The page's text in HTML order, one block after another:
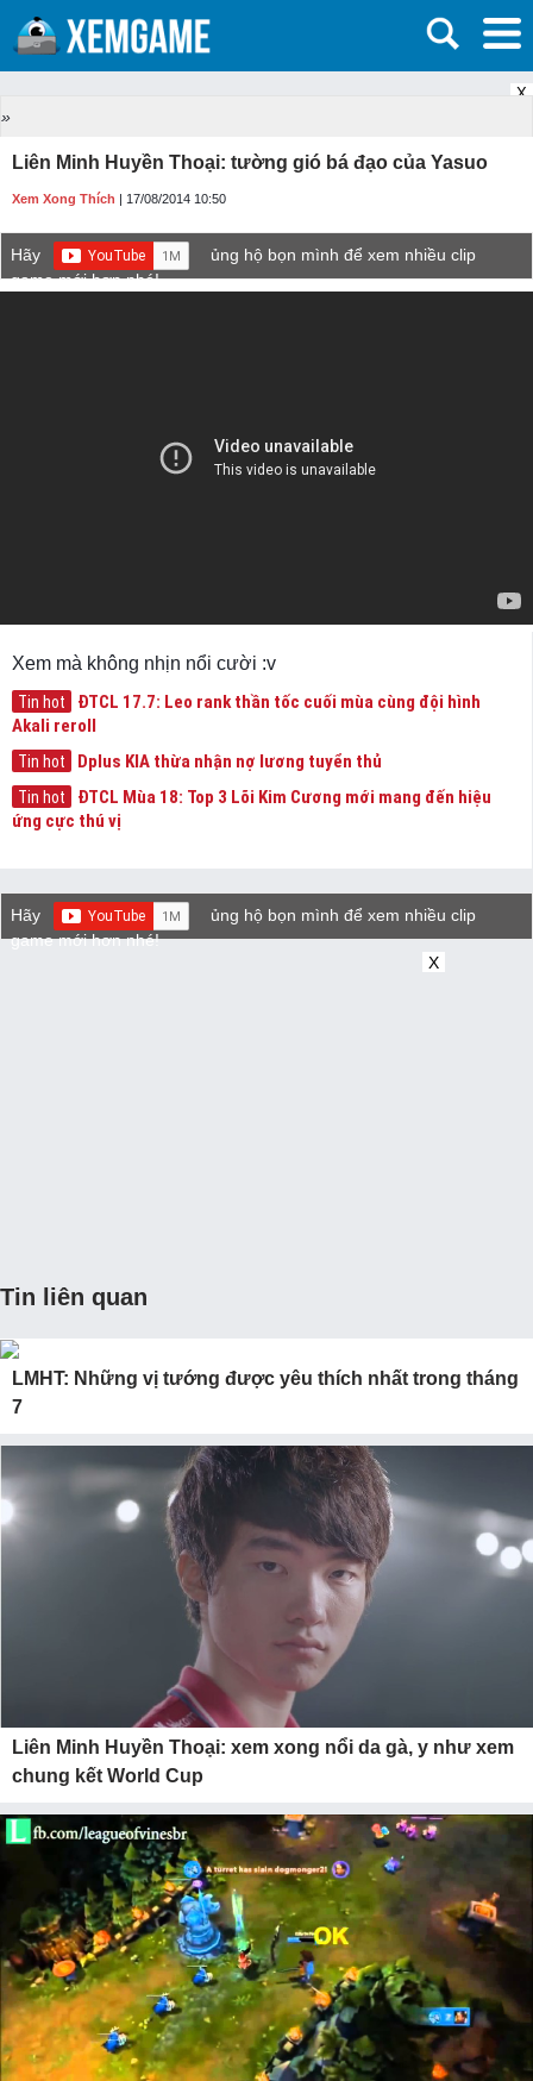
X
»
Liên Minh Huyền Thoại: tường gió bá đạo của Yasuo
Xem Xong Thích | 17/08/2014 10:50
Hãy
ủng hộ bọn mình để xem nhiều clip
game mới hơn nhé!
Xem mà không nhịn nổi cười :v
Tin hot
ĐTCL 17.7: Leo rank thần tốc cuối mùa cùng đội hình
Akali reroll
Tin hot Dplus KIA thừa nhận nợ lương tuyển thủ
Tin hot
ĐTCL Mùa 18: Top 3 Lõi Kim Cương mới mang đến hiệu
ứng cực thú vị
Hãy
ủng hộ bọn mình để xem nhiều clip
game mới hơn nhé!
X
Tin liên quan
LMHT: Những vị tướng được yêu thích nhất trong tháng
7
Liên Minh Huyền Thoại: xem xong nổi da gà, y như xem
chung kết World Cup